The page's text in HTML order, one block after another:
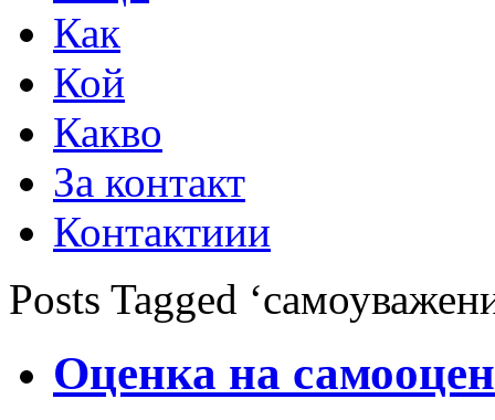
Как
Кой
Какво
За контакт
Контактиии
Posts Tagged
Оценка на